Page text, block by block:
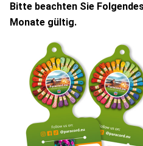
Bitte beachten Sie
Monate gültig.